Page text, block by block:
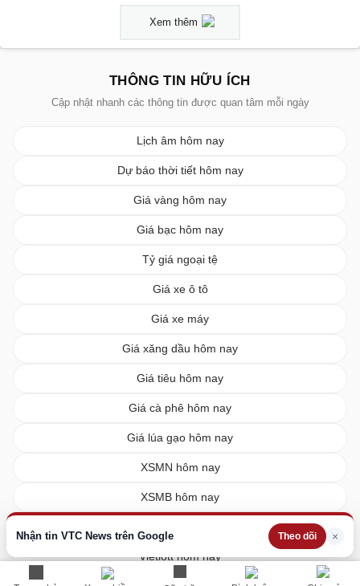
Nhận tin VTC News trên Google Theo dõi ×
Xem thêm
THÔNG TIN HỮU ÍCH
Cập nhật nhanh các thông tin được quan tâm mỗi ngày
Lịch âm hôm nay
Dự báo thời tiết hôm nay
Giá vàng hôm nay
Giá bạc hôm nay
Tỷ giá ngoại tệ
Giá xe ô tô
Giá xe máy
Giá xăng dầu hôm nay
Giá tiêu hôm nay
Giá cà phê hôm nay
Giá lúa gạo hôm nay
XSMN hôm nay
XSMB hôm nay
Vietlott hôm nay